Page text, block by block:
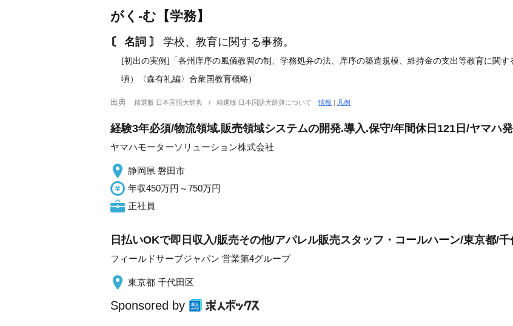
がく‐む【学務】
〘 名詞 〙 学校、教育に関する事務。
[初出の実例]「各州庠序の風儀教習の制、学務処弁の法、庠序の築造規模、維持金の支出等教育に関す
頃）〈森有礼編〉合衆国教育概略)
出典 精選版 日本国語大辞典 精選版 日本国語大辞典について情報 | 凡例
経験3年必須/物流領域.販売領域システムの開発.導入.保守/年間休日121日/ヤマハ
ヤマハモーターソリューション株式会社
静岡県 磐田市
年収450万円～750万円
正社員
日払いOKで即日収入/販売その他/アパレル販売スタッフ・コールハーン/東京都/千
フィールドサーブジャパン 営業第4グループ
東京都 千代田区
Sponsored by